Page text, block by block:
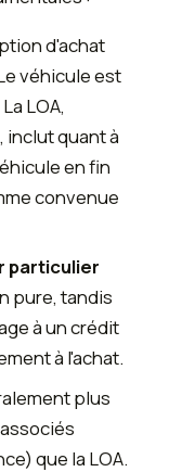
d'achat
véhicule est
LOA,
quant à
en fin
convenue
particulier
pure, tandis
à un crédit
à l'achat.
plus
que la LOA.